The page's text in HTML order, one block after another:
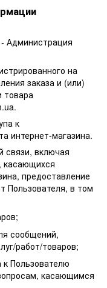
Администрация
на
заказа и (или)
товара
к
интернет-магазина.
связи, включая
касающихся
предоставление
Пользователя, в том
сообщений,
работ/товаров;
Пользователю
касающимся